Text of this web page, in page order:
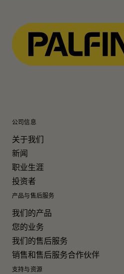
公司信息
关于我们
新闻
职业生涯
投资者
产品与售后服务
我们的产品
您的业务
我们的售后服务
销售和售后服务合作伙伴
支持与资源